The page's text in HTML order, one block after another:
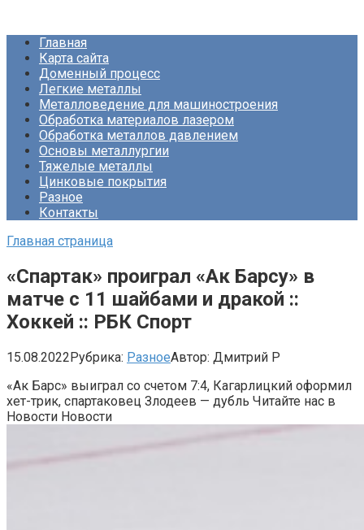
контентуГлавная
Карта сайта
Доменный процесс
Легкие металлы
Металловедение для машиностроения
Обработка материалов лазером
Обработка металлов давлением
Основы металлургии
Тяжелые металлы
Цинковые покрытия
Разное
Контакты
Главная страница
«Спартак» проиграл «Ак Барсу» в
матче с 11 шайбами и дракой ::
Хоккей :: РБК Спорт
15.08.2022Рубрика: РазноеАвтор: Дмитрий Р
«Ак Барс» выиграл со счетом 7:4, Кагарлицкий оформил
хет-трик, спартаковец Злодеев — дубль Читайте нас в
Новости Новости